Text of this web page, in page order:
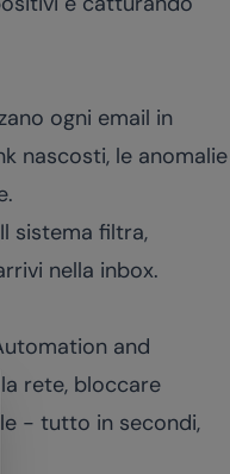
ogni email in
nascosti, le anomalie
sistema filtra,
nella inbox.
and
rete, bloccare
- tutto in secondi,